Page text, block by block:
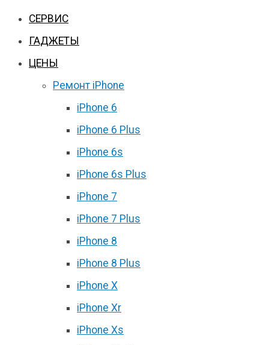
СЕРВИС
ГАДЖЕТЫ
ЦЕНЫ
Ремонт iPhone
iPhone 6
iPhone 6 Plus
iPhone 6s
iPhone 6s Plus
iPhone 7
iPhone 7 Plus
iPhone 8
iPhone 8 Plus
iPhone X
iPhone Xr
iPhone Xs